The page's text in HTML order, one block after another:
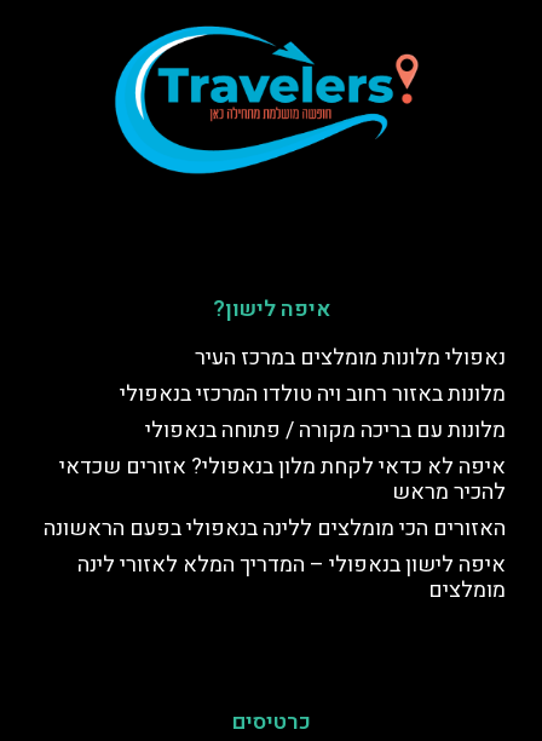
איפה לישון?
נאפולי מלונות מומלצים במרכז העיר
מלונות באזור רחוב ויה טולדו המרכזי בנאפולי
מלונות עם בריכה מקורה / פתוחה בנאפולי
איפה לא כדאי לקחת מלון בנאפולי? אזורים שכדאי
להכיר מראש
האזורים הכי מומלצים ללינה בנאפולי בפעם הראשונה
איפה לישון בנאפולי – המדריך המלא לאזורי לינה
מומלצים
כרטיסים